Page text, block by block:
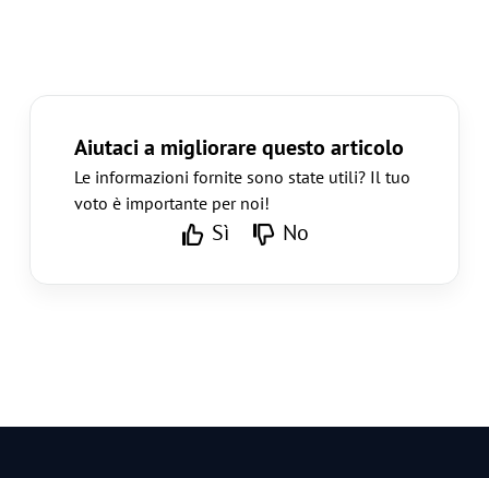
Aiutaci a migliorare questo articolo
Le informazioni fornite sono state utili? Il tuo
voto è importante per noi!
Sì No